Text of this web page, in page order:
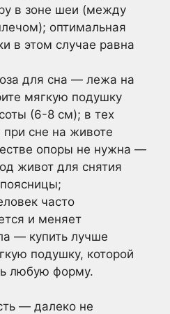
в зоне шеи (между
оптимальная
в этом случае равна
для сна — лежа на
мягкую подушку
(6-8 см); в тех
при сне на животе
опоры не нужна —
живот для снятия
часто
и меняет
— купить лучше
подушку, которой
любую форму.
— далеко не